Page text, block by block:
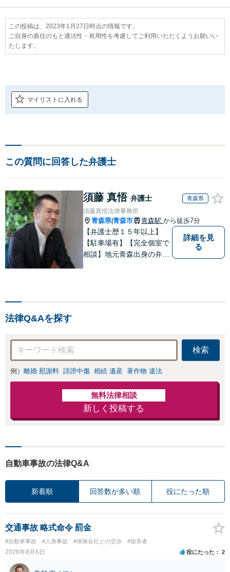
この投稿は、2023年1月27日時点の情報です。
ご自身の責任のもと適法性・有用性を考慮してご利用いただくようお願いい
たします。
マイリストに入れる
この質問に回答した弁護士
須藤 真悟 弁護士 青森県
須藤真悟法律事務所
青森県|青森市 青森駅 から徒歩7分
【弁護士歴１５年以上】
【駐車場有】【完全個室で
相談】地元青森出身の弁護
詳細を見
る
法律Q&Aを探す
検索
例） 離婚 慰謝料 誹謗中傷 相続 遺産 著作物 違法
無料法律相談
新しく投稿する
自動車事故の法律Q&A
新着順 回答数が多い順 役にたった順
交通事故 略式命令 罰金
#自動車事故 #人身事故 #保険会社との交渉 #加害者
2026年8月6日 役にたった 2